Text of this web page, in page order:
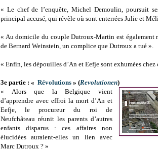
« Le chef de l’enquête, Michel Demoulin, poursuit
principal accusé, qui révèle où sont enterrées Julie et
« Au domicile du couple Dutroux-Martin est également
de Bernard Weinstein, un complice que Dutroux a tué ».
« Enfin, les dépouilles d’An et Eefje sont exhumées chez
3e partie : « Révolutions » (Revolutionen)
« Alors que la Belgique vient
d’apprendre avec effroi la mort d’An et
Eefje, le procureur du roi de
Neufchâteau réunit les parents d’autres
enfants disparus : ces affaires non
élucidées auraient-elles un lien avec
Marc Dutroux ? »